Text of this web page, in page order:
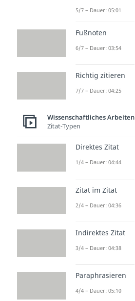
5/7 – Dauer: 05:01
Fußnoten
6/7 – Dauer: 03:54
Richtig zitieren
7/7 – Dauer: 04:25
Wissenschaftliches Arbeiten
Zitat-Typen
Direktes Zitat
1/4 – Dauer: 04:44
Zitat im Zitat
2/4 – Dauer: 04:36
Indirektes Zitat
3/4 – Dauer: 04:38
Paraphrasieren
4/4 – Dauer: 05:10